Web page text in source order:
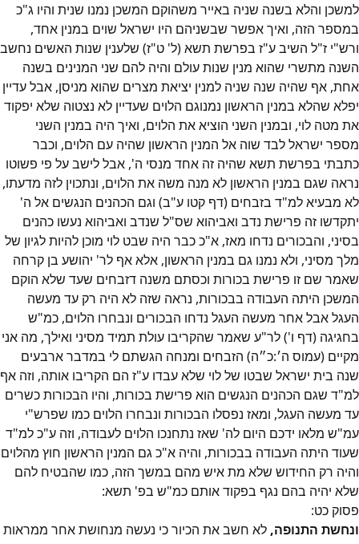
למשכן והלא בשנה שניה באייר משהוקם המשכן נמנו שנית והיו ג"כ
במספר הזה, ואיך אפשר שבשניהם היו ישראל שוים במנין אחד,
ורש"י ז"ל השיב ע"ז בפרשת תשא (ל' ט"ז) שלענין שנות האשים נחשב
השנה מתשרי שהוא מנין שנות עולם והיה להם שני המנינים בשנה
אחת, אף שהיה שנה שניה למנין יציאת מצרים שהוא מניסן, אבל עדיין
יפלא שהלא במנין הראשון נמנוגם הלוים שעדיין לא נצטוה שלא יפקוד
את מטה לוי, ובמנין השני הוציא את הלוים, ואיך היה במנין השני
מספר ישראל לבד שוה אל המנין הראשון שהיה עם הלוים, וכבר
כתבתי בפרשת תשא שהיה זה אחד מנסי ה', אבל לישב על פי פשוטו
נראה שגם במנין הראשון לא מנה משה את הלוים, ונתכוין לזה מדעתו,
לא מבעיא למ"ד בזבחים (דף קטו ע"ב) וגם הכהנים הנגשים אל ה'
יתקדשו זה פרישת נדב ואביהוא שס"ל שנדב ואביהוא נעשו כהנים
בסיני, והבכורים נדחו מאז, א"כ כבר היה שבט לוי מוכן להיות לגיון של
מלך מסיני, ולא נמנו גם במנין הראשון, אלא אף לר' יהושע בן קרחה
שאמר שם זו פרישת בכורות וכסתם משנה דזבחים שעד שלא הוקם
המשכן היתה העבודה בבכורות, נראה שזה לא היה רק עד מעשה
העגל אבל אחר מעשה העגל נדחו הבכורים ונבחרו הלוים, כמ"ש
בחגיגה (דף ו') לר"ע שאמר שהקריבו עולת תמיד מסיני ואילך, מה אני
מקיים (עמוס ה׳:כ״ה) הזבחים ומנחה הגשתם לי במדבר ארבעים
שנה בית ישראל שבטו של לוי שלא עבדו ע"ז הם הקריבו אותה, וזה אף
למ"ד שגם הכהנים הנגשים הוא פרישת בכורות, והיו הבכורות כשרים
עד מעשה העגל, ומאז נפסלו הבכורות ונבחרו הלוים כמו שפרש"י
עמ"ש מלאו ידכם היום לה' שאז נתחנכו הלוים לעבודה, וזה ע"כ למ"ד
שעוד היתה העבודה בבכורות, והיה א"כ גם המנין הראשון חוץ מהלוים
והיה רק החידוש שלא מת איש מהם במשך הזה, כמו שהבטיח להם
שלא יהיה בהם נגף בפקוד אותם כמ"ש בפ' תשא:
פסוק כט:
ונחשת התנופה, לא חשב את הכיור כי נעשה מנחושת אחר ממראות